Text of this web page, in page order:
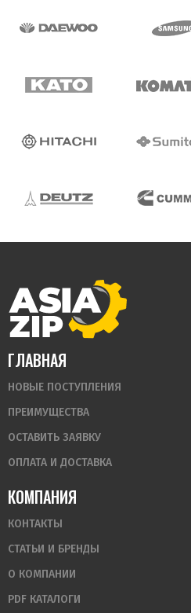
ГЛАВНАЯ
НОВЫЕ ПОСТУПЛЕНИЯ
ПРЕИМУЩЕСТВА
ОСТАВИТЬ ЗАЯВКУ
ОПЛАТА И ДОСТАВКА
КОМПАНИЯ
КОНТАКТЫ
СТАТЬИ И БРЕНДЫ
О КОМПАНИИ
PDF КАТАЛОГИ